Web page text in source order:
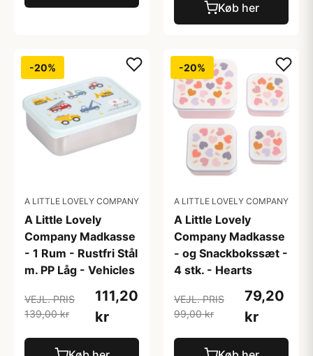
Køb her
-20%
A LITTLE LOVELY COMPANY
A Little Lovely
Company Madkasse
- 1 Rum - Rustfri Stål
m. PP Låg - Vehicles
VEJL. PRIS
139,00 kr
111,20
kr
-20%
A LITTLE LOVELY COMPANY
A Little Lovely
Company Madkasse
- og Snackbokssæt -
4 stk. - Hearts
VEJL. PRIS
99,00 kr
79,20
kr